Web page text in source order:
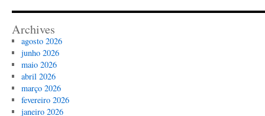
Archives
agosto 2026
junho 2026
maio 2026
abril 2026
março 2026
fevereiro 2026
janeiro 2026